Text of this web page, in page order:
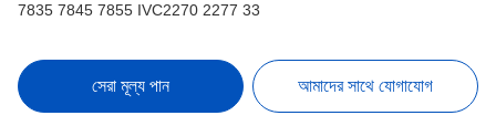
7835 7845 7855 IVC2270 2277 33
সেরা মূল্য পান আমাদের সাথে যোগাযোগ